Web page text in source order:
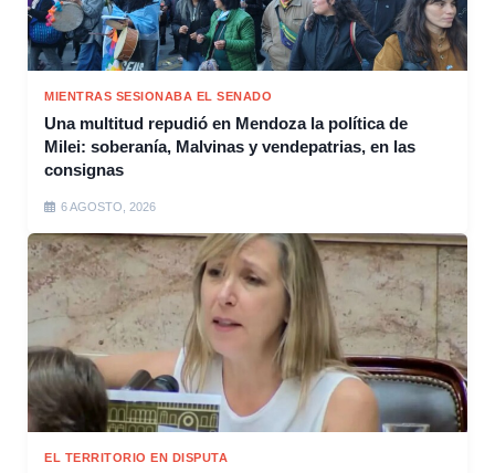
MIENTRAS SESIONABA EL SENADO
Una multitud repudió en Mendoza la política de
Milei: soberanía, Malvinas y vendepatrias, en las
consignas
6 AGOSTO, 2026
EL TERRITORIO EN DISPUTA